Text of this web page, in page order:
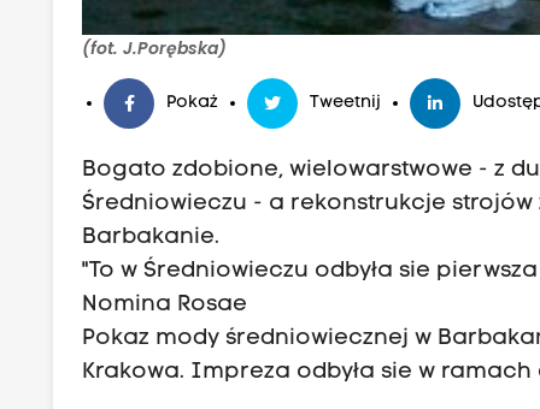
(fot. J.Porębska)
Pokaż Tweetnij
Bogato zdobione, wielowarstwowe - z
Średniowieczu - a rekonstrukcje
Barbakanie.
"To w Średniowieczu odbyła sie
Nomina Rosae
Pokaz mody średniowiecznej w
Krakowa. Impreza odbyła sie w